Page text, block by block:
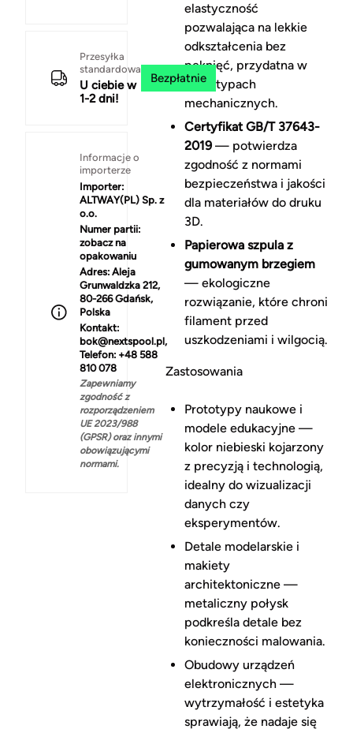
Przesyłka
standardowa
U ciebie w
1-2 dni!
Bezpłatnie
Informacje o
importerze
Importer:
ALTWAY(PL) Sp. z
o.o.
Numer partii:
zobacz na
opakowaniu
Adres: Aleja
Grunwaldzka 212,
80-266 Gdańsk,
Polska
Kontakt:
bok@nextspool.pl,
Telefon: +48 588
810 078
Zapewniamy
zgodność z
rozporządzeniem
UE 2023/988
(GPSR) oraz innymi
obowiązującymi
normami.
elastyczność
pozwalająca na lekkie
odkształcenia bez
pęknięć, przydatna w
prototypach
mechanicznych.
Certyfikat GB/T 37643-
2019— potwierdza
zgodność z normami
bezpieczeństwa i jakości
dla materiałów do druku
3D.
Papierowa szpula z
gumowanym brzegiem
— ekologiczne
rozwiązanie, które chroni
filament przed
uszkodzeniami i wilgocią.
Zastosowania
Prototypy naukowe i
modele edukacyjne —
kolor niebieski kojarzony
z precyzją i technologią,
idealny do wizualizacji
danych czy
eksperymentów.
Detale modelarskie i
makiety
architektoniczne —
metaliczny połysk
podkreśla detale bez
konieczności malowania.
Obudowy urządzeń
elektronicznych —
wytrzymałość i estetyka
sprawiają, że nadaje się